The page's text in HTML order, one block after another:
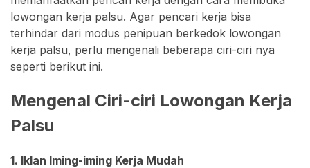
lowongan kerja palsu. Agar pencari kerja bisa
terhindar dari modus penipuan berkedok lowongan
kerja palsu, perlu mengenali beberapa ciri-ciri nya
seperti berikut ini.
Mengenal Ciri-ciri Lowongan Kerja
Palsu
1. Iklan Iming-iming Kerja Mudah